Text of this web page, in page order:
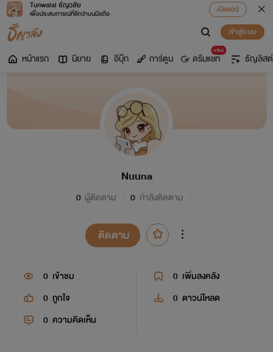
Tunwalai ธัญวลัย
เพื่อประสบการณ์ที่ดีกว่าบนมือถือ
เปิดแอป
เข้าสู่ระบบ
หน้าแรก นิยาย อีบุ๊ก การ์ตูน
มาใหม่
ดรีมแชท ธัญลิสต์
Nuuna
0 ผู้ติดตาม 0 กำลังติดตาม
ติดตาม
0 เข้าชม 0 เพิ่มลงคลัง
0 ถูกใจ 0 ดาวน์โหลด
0 ความคิดเห็น